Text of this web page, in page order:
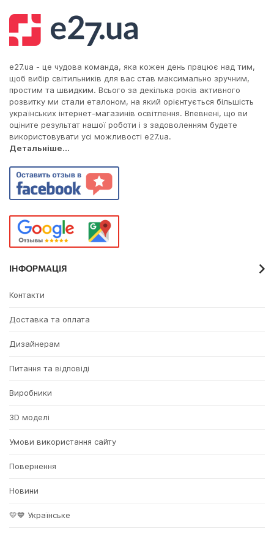
e27.ua - це чудова команда, яка кожен день працює над тим,
щоб вибір світильників для вас став максимально зручним,
простим та швидким. Всього за декілька років активного
розвитку ми стали еталоном, на який орієнтується більшість
українських інтернет-магазинів освітлення. Впевнені, що ви
оціните результат нашої роботи і з задоволенням будете
використовувати усі можливості e27.ua.
Детальніше...
ІНФОРМАЦІЯ
Контакти
Доставка та оплата
Дизайнерам
Питання та відповіді
Виробники
3D моделі
Умови використання сайту
Повернення
Новини
💛💙 Українське